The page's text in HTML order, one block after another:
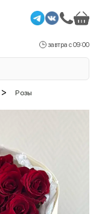
завтра с 09:00
> Розы